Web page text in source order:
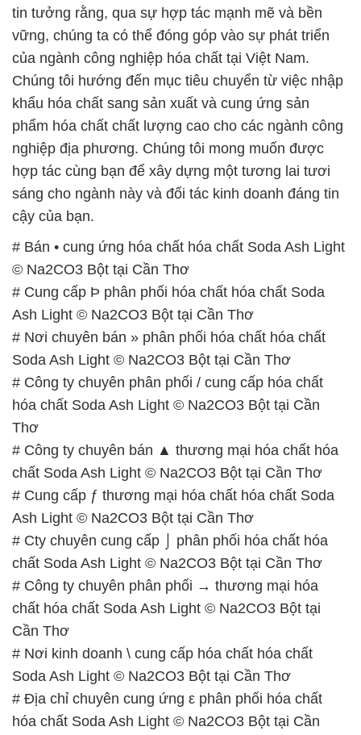
tin tưởng rằng, qua sự hợp tác mạnh mẽ và bền
vững, chúng ta có thể đóng góp vào sự phát triển
của ngành công nghiệp hóa chất tại Việt Nam.
Chúng tôi hướng đến mục tiêu chuyển từ việc nhập
khẩu hóa chất sang sản xuất và cung ứng sản
phẩm hóa chất chất lượng cao cho các ngành công
nghiệp địa phương. Chúng tôi mong muốn được
hợp tác cùng bạn để xây dựng một tương lai tươi
sáng cho ngành này và đối tác kinh doanh đáng tin
cậy của bạn.
# Bán • cung ứng hóa chất hóa chất Soda Ash Light
© Na2CO3 Bột tại Cần Thơ
# Cung cấp Þ phân phối hóa chất hóa chất Soda
Ash Light © Na2CO3 Bột tại Cần Thơ
# Nơi chuyên bán » phân phối hóa chất hóa chất
Soda Ash Light © Na2CO3 Bột tại Cần Thơ
# Công ty chuyên phân phối / cung cấp hóa chất
hóa chất Soda Ash Light © Na2CO3 Bột tại Cần
Thơ
# Công ty chuyên bán ▲ thương mại hóa chất hóa
chất Soda Ash Light © Na2CO3 Bột tại Cần Thơ
# Cung cấp ƒ thương mại hóa chất hóa chất Soda
Ash Light © Na2CO3 Bột tại Cần Thơ
# Cty chuyên cung cấp ⌡ phân phối hóa chất hóa
chất Soda Ash Light © Na2CO3 Bột tại Cần Thơ
# Công ty chuyên phân phối → thương mại hóa
chất hóa chất Soda Ash Light © Na2CO3 Bột tại
Cần Thơ
# Nơi kinh doanh \ cung cấp hóa chất hóa chất
Soda Ash Light © Na2CO3 Bột tại Cần Thơ
# Địa chỉ chuyên cung ứng ε phân phối hóa chất
hóa chất Soda Ash Light © Na2CO3 Bột tại Cần